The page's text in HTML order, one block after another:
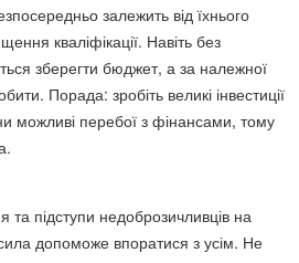
залежить від їхнього
кваліфікації. Навіть без
зберегти бюджет, а за належної
Порада: зробіть великі інвестиції
можливі перебої з фінансами, тому
та підступи недоброзичливців на
допоможе впоратися з усім. Не